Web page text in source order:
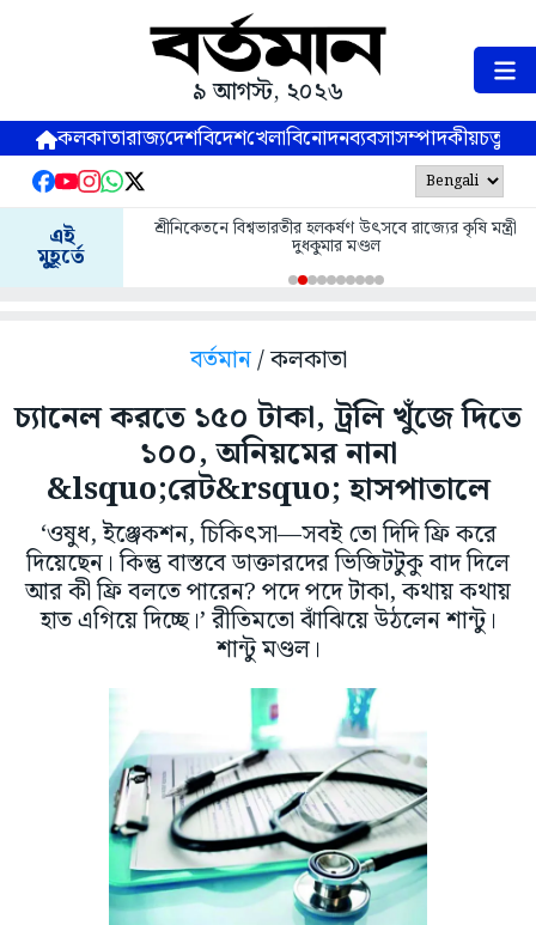
৯ আগস্ট, ২০২৬
কলকাতারাজ্যদেশবিদেশখেলাবিনোদনব্যবসাসম্পাদকীয়
এই
মুহূর্তে
শ্রীনিকেতনে বিশ্বভারতীর হলকর্ষণ উৎসবে রাজ্যের কৃষি মন্ত্রী
দুধকুমার মণ্ডল
বর্তমান/ কলকাতা
চ্যানেল করতে ১৫০ টাকা, ট্রলি খুঁজে দিতে
১০০, অনিয়মের নানা
&lsquo;রেট&rsquo; হাসপাতালে
‘ওষুধ, ইঞ্জেকশন, চিকিৎসা—সবই তো দিদি ফ্রি করে
দিয়েছেন। কিন্তু বাস্তবে ডাক্তারদের ভিজিটটুকু বাদ দিলে
আর কী ফ্রি বলতে পারেন? পদে পদে টাকা, কথায় কথায়
হাত এগিয়ে দিচ্ছে।’ রীতিমতো ঝাঁঝিয়ে উঠলেন শান্টু।
শান্টু মণ্ডল।